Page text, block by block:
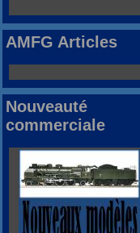
AMFG Articles
Nouveauté
commerciale